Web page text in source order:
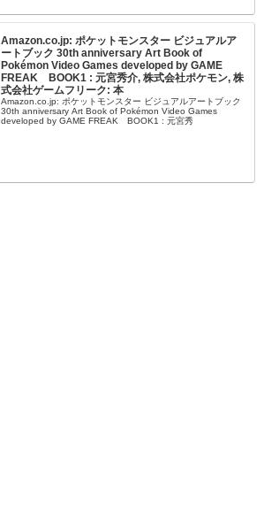
Amazon.co.jp: ポケットモンスター ビジュアルア
ートブック 30th anniversary Art Book of
Pokémon Video Games developed by GAME
FREAK BOOK1 : 元宮秀介, 株式会社ポケモン, 株
式会社ゲームフリーク: 本
Amazon.co.jp: ポケットモンスター ビジュアルアートブック
30th anniversary Art Book of Pokémon Video Games
developed by GAME FREAK BOOK1 : 元宮秀